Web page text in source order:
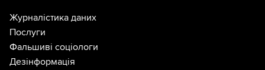
Журналістика даних
Послуги
Фальшиві соціологи
Дезінформація